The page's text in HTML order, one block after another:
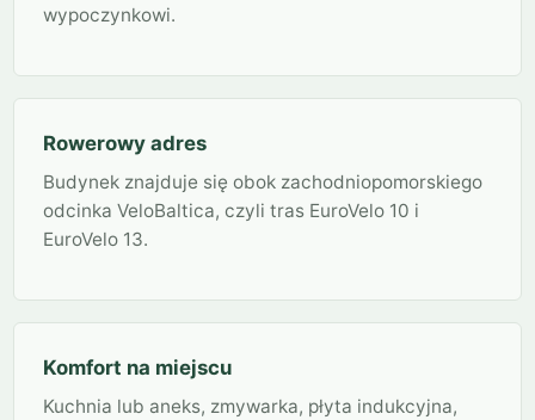
wypoczynkowi.
Rowerowy adres
Budynek znajduje się obok zachodniopomorskiego
odcinka VeloBaltica, czyli tras EuroVelo 10 i
EuroVelo 13.
Komfort na miejscu
Kuchnia lub aneks, zmywarka, płyta indukcyjna,